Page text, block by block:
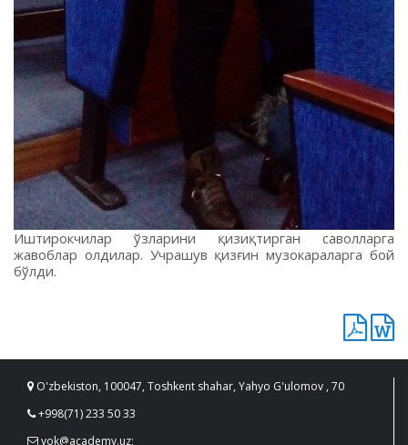
Иштирокчилар ўзларини қизиқтирган саволларга
жавоблар олдилар. Учрашув қизғин музокараларга бой
бўлди.
O'zbekiston, 100047, Toshkent shahar, Yahyo G'ulomov , 70
+998(71) 233 50 33
yok@academy.uz;